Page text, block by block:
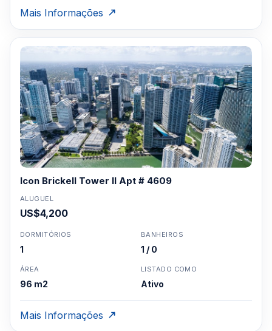
Mais Informações
Icon Brickell Tower II Apt # 4609
ALUGUEL
US$4,200
DORMITÓRIOS
1
BANHEIROS
1 / 0
ÁREA
96 m2
LISTADO COMO
Ativo
Mais Informações